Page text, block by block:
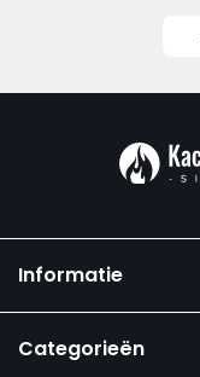
Informatie
Categorieën